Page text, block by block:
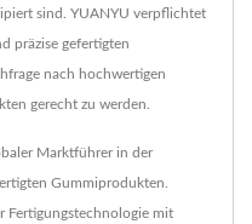
sind. YUANYU verpflichtet
präzise gefertigten
nach hochwertigen
gerecht zu werden.
Marktführer in der
Gummiprodukten.
mit